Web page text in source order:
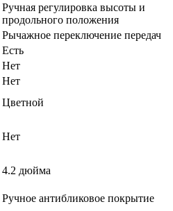
Ручная регулировка высоты и
продольного положения
Рычажное переключение передач
Есть
Нет
Нет
Цветной
Нет
4.2 дюйма
Ручное антибликовое покрытие